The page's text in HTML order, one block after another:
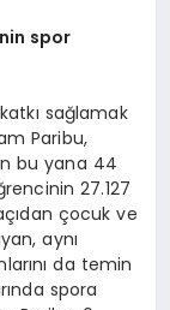
spor
sağlamak
Paribu,
bu yana 44
27.127
çocuk ve
aynı
da temin
spora